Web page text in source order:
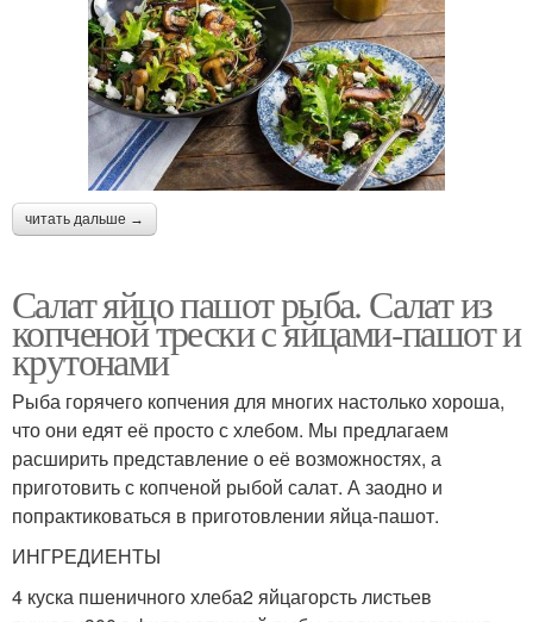
читать дальше →
Салат яйцо пашот рыба. Салат из
копченой трески с яйцами-пашот и
крутонами
Рыба горячего копчения для многих настолько хороша,
что они едят её просто с хлебом. Мы предлагаем
расширить представление о её возможностях, а
приготовить с копченой рыбой салат. А заодно и
попрактиковаться в приготовлении яйца-пашот.
ИНГРЕДИЕНТЫ
4 куска пшеничного хлеба2 яйцагорсть листьев